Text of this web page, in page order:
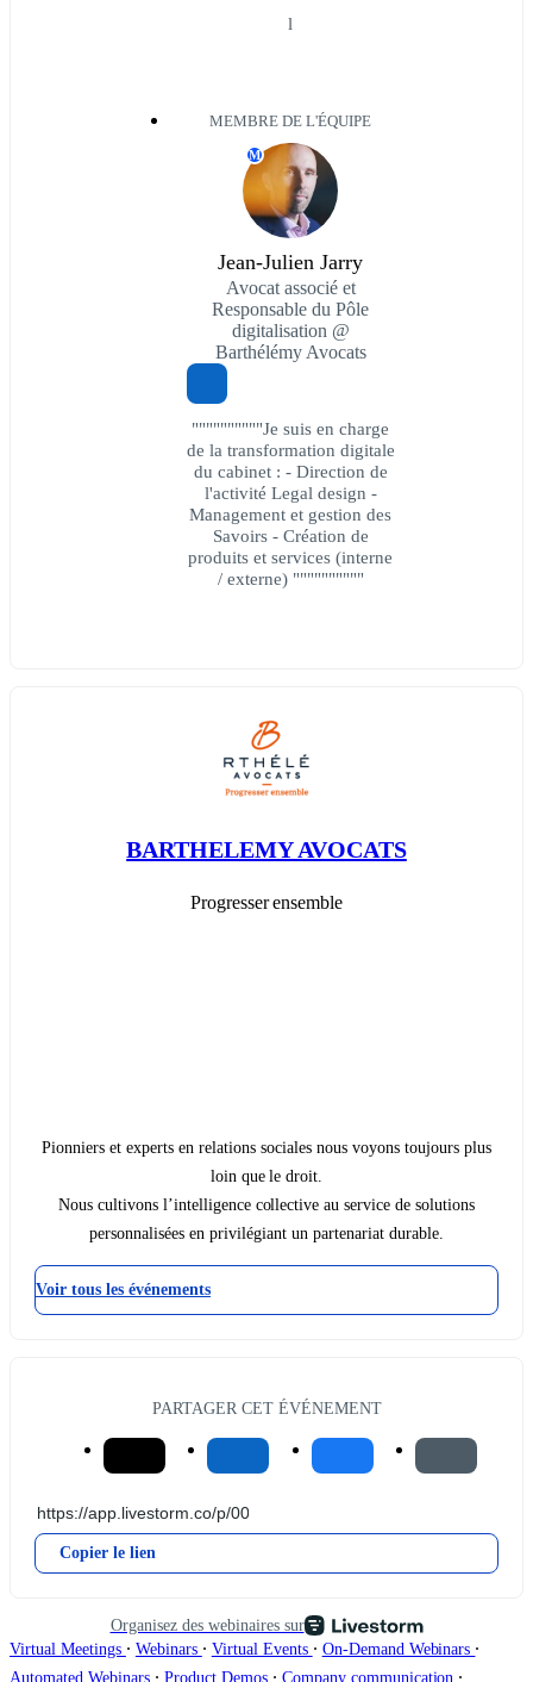
l
MEMBRE DE L'ÉQUIPE
M
Jean-Julien Jarry
Avocat associé et
Responsable du Pôle
digitalisation @
Barthélémy Avocats
""""""""""Je suis en charge
de la transformation digitale
du cabinet : - Direction de
l'activité Legal design -
Management et gestion des
Savoirs - Création de
produits et services (interne
/ externe) """"""""""
BARTHELEMY AVOCATS
Progresser ensemble
Pionniers et experts en relations sociales nous voyons toujours plus
loin que le droit.
Nous cultivons l’intelligence collective au service de solutions
personnalisées en privilégiant un partenariat durable.
Voir tous les événements
PARTAGER CET ÉVÉNEMENT
Copier le lien
Organisez des webinaires sur
Virtual Meetings ∙ Webinars ∙ Virtual Events ∙ On-Demand Webinars ∙
Automated Webinars ∙ Product Demos ∙ Company communication ∙